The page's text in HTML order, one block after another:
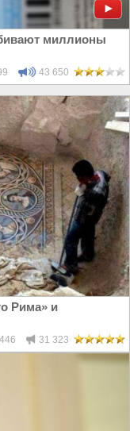
миллионы
43 650
Рима» и
31 323